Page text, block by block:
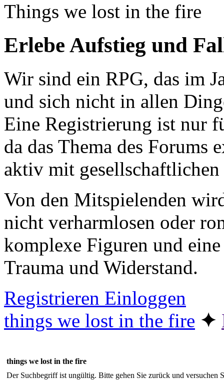
Things we lost in the fire
Erlebe Aufstieg und
Wir sind ein RPG, das im
und sich nicht in allen
Eine Registrierung ist nur
da das Thema des Forums
aktiv mit
Von den Mitspielenden
nicht verharmlosen oder
komplexe Figuren und
Trauma und Widerstand.
Registrieren Einloggen
things we lost in the fire ✦︎
things we lost in the fire
Der Suchbegriff ist ungültig. Bitte gehen Sie zurück und versuchen